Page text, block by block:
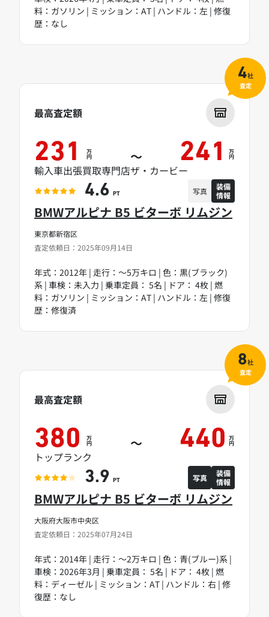
料：ガソリン | ミッション：AT | ハンドル：左 | 修復
歴：なし
東京都新宿区
査定依頼日：2025年09月14日
BMWアルピナ B5 ビターボ リムジン
年式：2012年 | 走行：～5万キロ | 色：黒(ブラック)
系 | 車検：未入力 | 乗車定員： 5名 | ドア： 4枚 | 燃
料：ガソリン | ミッション：AT | ハンドル：左 | 修復
歴：修復済
最高査定額
231 万
円 ～ 241 万
円
輸入車出張買取専門店ザ・カービー
4.6 PT 写真
装備
情報
4社
査定
大阪府大阪市中央区
査定依頼日：2025年07月24日
BMWアルピナ B5 ビターボ リムジン
年式：2014年 | 走行：～2万キロ | 色：青(ブルー)系 |
車検：2026年3月 | 乗車定員： 5名 | ドア： 4枚 | 燃
料：ディーゼル | ミッション：AT | ハンドル：右 | 修
復歴：なし
最高査定額
380 万
円 ～ 440 万
円
トップランク
3.9 PT 写真
装備
情報
8社
査定